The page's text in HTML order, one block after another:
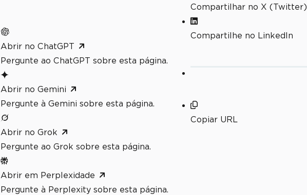
Abrir no ChatGPT
Pergunte ao ChatGPT sobre esta página.
Abrir no Gemini
Pergunte à Gemini sobre esta página.
Abrir no Grok
Pergunte ao Grok sobre esta página.
Abrir em Perplexidade
Pergunte à Perplexity sobre esta página.
Compartilhar no X (Twitter)
Compartilhe no LinkedIn
Copiar URL